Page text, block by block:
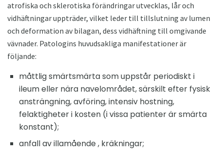
atrofiska och sklerotiska förändringar utvecklas, lår och
vidhäftningar uppträder, vilket leder till tillslutning av lumen
och deformation av bilagan, dess vidhäftning till omgivande
vävnader. Patologins huvudsakliga manifestationer är
följande:
måttlig smärtsmärta som uppstår periodiskt i
ileum eller nära navelområdet, särskilt efter fysisk
ansträngning, avföring, intensiv hostning,
felaktigheter i kosten (i vissa patienter är smärta
konstant);
anfall av illamående , kräkningar;